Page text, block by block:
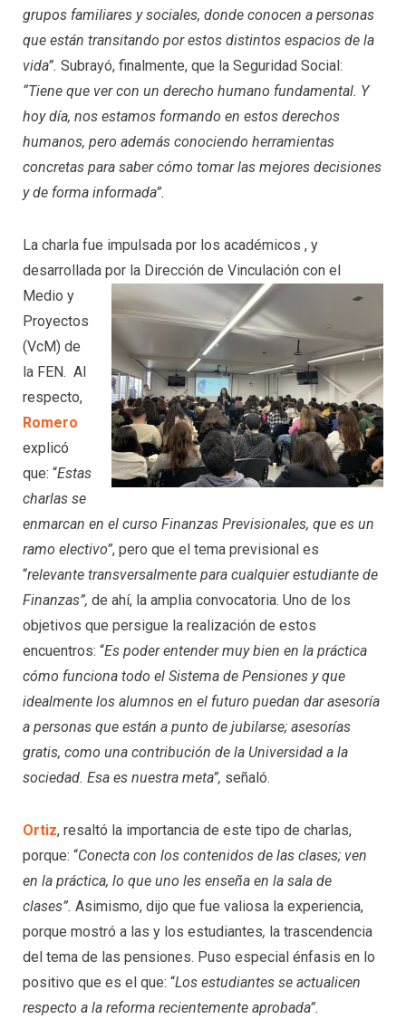
grupos familiares y sociales, donde conocen a personas
que están transitando por estos distintos espacios de la
vida”. Subrayó, finalmente, que la Seguridad Social:
“Tiene que ver con un derecho humano fundamental. Y
hoy día, nos estamos formando en estos derechos
humanos, pero además conociendo herramientas
concretas para saber cómo tomar las mejores decisiones
y de forma informada”.
La charla fue impulsada por los académicos , y
desarrollada por la Dirección de Vinculación con el
Medio y
Proyectos
(VcM) de
la FEN. Al
respecto,
Romero
explicó
que: “Estas
charlas se
enmarcan en el curso Finanzas Previsionales, que es un
ramo electivo”, pero que el tema previsional es
“relevante transversalmente para cualquier estudiante de
Finanzas”, de ahí, la amplia convocatoria. Uno de los
objetivos que persigue la realización de estos
encuentros: “Es poder entender muy bien en la práctica
cómo funciona todo el Sistema de Pensiones y que
idealmente los alumnos en el futuro puedan dar asesoría
a personas que están a punto de jubilarse; asesorías
gratis, como una contribución de la Universidad a la
sociedad. Esa es nuestra meta”, señaló.
Ortiz, resaltó la importancia de este tipo de charlas,
porque: “Conecta con los contenidos de las clases; ven
en la práctica, lo que uno les enseña en la sala de
clases”. Asimismo, dijo que fue valiosa la experiencia,
porque mostró a las y los estudiantes, la trascendencia
del tema de las pensiones. Puso especial énfasis en lo
positivo que es el que: “Los estudiantes se actualicen
respecto a la reforma recientemente aprobada”.